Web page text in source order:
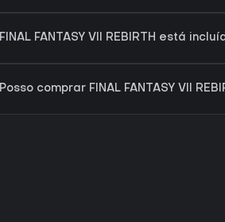
FINAL FANTASY VII REBIRTH está
Posso comprar FINAL FANTASY VII